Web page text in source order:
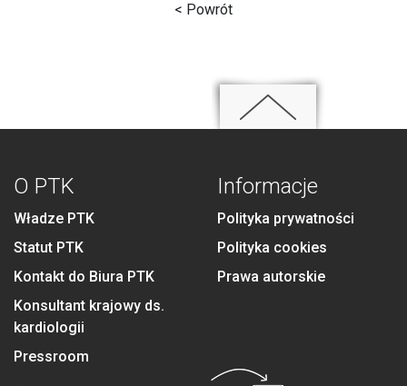
< Powrót
O PTK
Władze PTK
Statut PTK
Kontakt do Biura PTK
Konsultant krajowy ds.
kardiologii
Pressroom
Informacje
Polityka prywatności
Polityka cookies
Prawa autorskie